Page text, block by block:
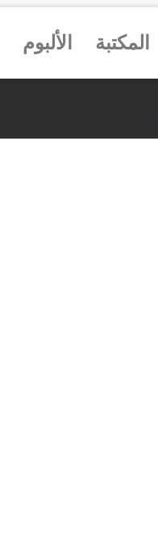
المكتبة الألبوم